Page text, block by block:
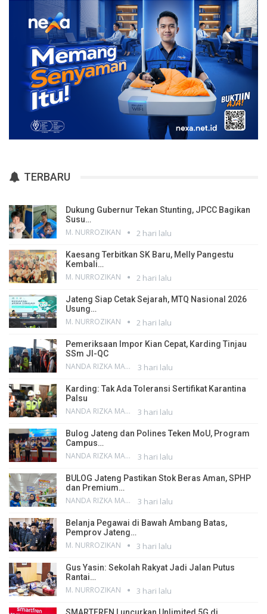
TERBARU
Dukung Gubernur Tekan Stunting, JPCC Bagikan
Susu…
M. NURROZIKAN 2 hari lalu
Kaesang Terbitkan SK Baru, Melly Pangestu
Kembali…
M. NURROZIKAN 2 hari lalu
Jateng Siap Cetak Sejarah, MTQ Nasional 2026
Usung…
M. NURROZIKAN 2 hari lalu
Pemeriksaan Impor Kian Cepat, Karding Tinjau
SSm JI-QC
NANDA RIZKA MAHENDRA 3 hari lalu
Karding: Tak Ada Toleransi Sertifikat Karantina
Palsu
NANDA RIZKA MAHENDRA 3 hari lalu
Bulog Jateng dan Polines Teken MoU, Program
Campus…
NANDA RIZKA MAHENDRA 3 hari lalu
BULOG Jateng Pastikan Stok Beras Aman, SPHP
dan Premium…
NANDA RIZKA MAHENDRA 3 hari lalu
Belanja Pegawai di Bawah Ambang Batas,
Pemprov Jateng…
M. NURROZIKAN 3 hari lalu
Gus Yasin: Sekolah Rakyat Jadi Jalan Putus
Rantai…
M. NURROZIKAN 3 hari lalu
SMARTFREN Luncurkan Unlimited 5G di